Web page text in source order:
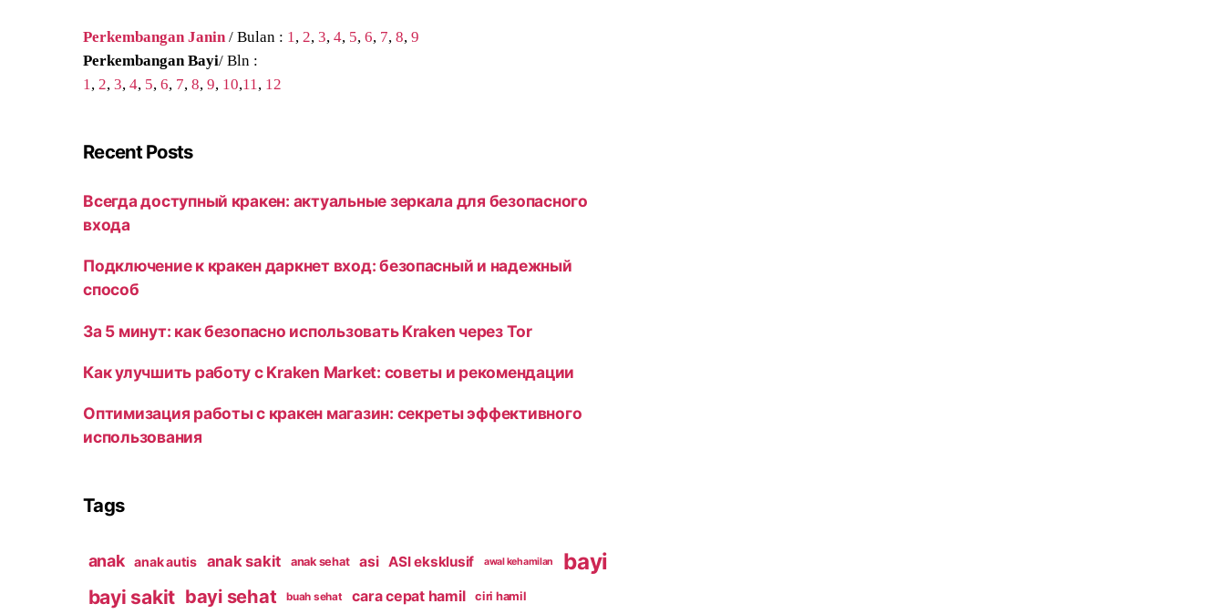
Perkembangan Janin/ Bulan : 1,2,3,4, 5,6, 7,8,9
Perkembangan Bayi/ Bln :
1,2,3,4, 5,6, 7,8,9, 10,11, 12
Recent Posts
Всегда доступный кракен: актуальные зеркала для безопасного
входа
Подключение к кракен даркнет вход: безопасный и надежный
способ
За 5 минут: как безопасно использовать Kraken через Tor
Как улучшить работу с Kraken Market: советы и рекомендации
Оптимизация работы с кракен магазин: секреты эффективного
использования
Tags
anak anak autis anak sakit anak sehat asi ASI eksklusif awal kehamilan bayi
bayi sakit bayi sehat buah sehat cara cepat hamil ciri hamil